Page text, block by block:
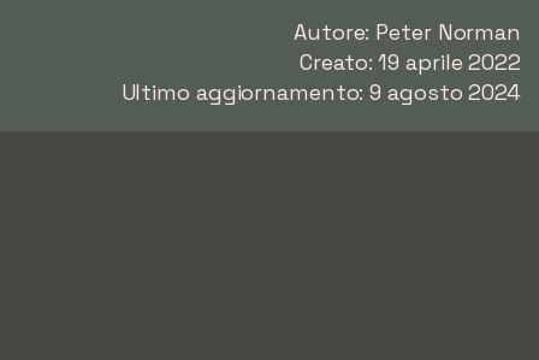
Autore: Peter Norman
Creato: 19 aprile 2022
Ultimo aggiornamento: 9 agosto 2024